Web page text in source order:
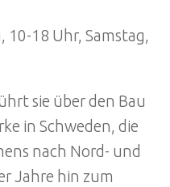
10-18 Uhr, Samstag,
sie über den Bau
in Schweden, die
nach Nord- und
Jahre hin zum